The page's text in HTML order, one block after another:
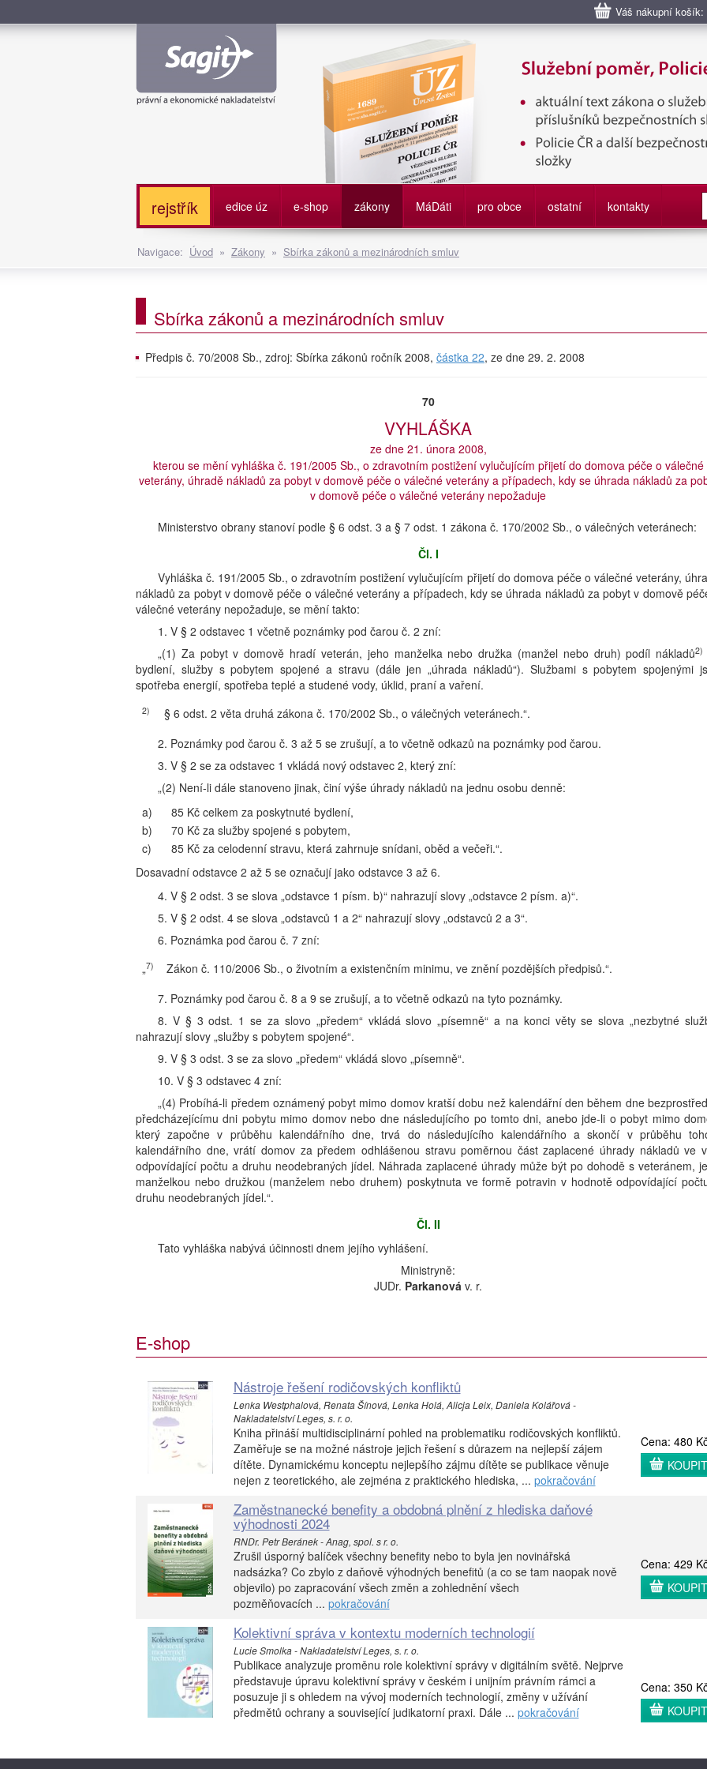
Váš nákupní
Služební poměr příslušníků bezpečnostních sborů, Policie ČR, Vězeňská
služby
rejstřík edice úz e-shop zákony MáDáti pro obce ostatní kontakty
Navigace: Úvod » Zákony » Sbírka zákonů a mezinárodních smluv
Sbírka zákonů a mezinárodních smluv
Předpis č. 70/2008 Sb., zdroj: Sbírka zákonů ročník 2008, částka 22, ze dne 29. 2. 2008
70
VYHLÁŠKA
ze dne 21. února 2008,
kterou se mění vyhláška č. 191/2005 Sb., o zdravotním postižení vylučujícím přijetí do domova péče o válečné
veterány, úhradě nákladů za pobyt v domově péče o válečné veterány a případech, kdy se úhrada nákladů za
v domově péče o válečné veterány nepožaduje
Ministerstvo obrany stanoví podle § 6 odst. 3 a § 7 odst. 1 zákona č. 170/2002 Sb., o válečných veteránech:
Čl. I
Vyhláška č. 191/2005 Sb., o zdravotním postižení vylučujícím přijetí do domova péče o válečné veterány,
nákladů za pobyt v domově péče o válečné veterány a případech, kdy se úhrada nákladů za pobyt v domově
válečné veterány nepožaduje, se mění takto:
1. V § 2 odstavec 1 včetně poznámky pod čarou č. 2 zní:
„(1) Za pobyt v domově hradí veterán, jeho manželka nebo družka (manžel nebo druh) podíl nákladů2)
bydlení, služby s pobytem spojené a stravu (dále jen „úhrada nákladů“). Službami s pobytem spojenými
spotřeba energií, spotřeba teplé a studené vody, úklid, praní a vaření.
2)
§ 6 odst. 2 věta druhá zákona č. 170/2002 Sb., o válečných veteránech.“.
2. Poznámky pod čarou č. 3 až 5 se zrušují, a to včetně odkazů na poznámky pod čarou.
3. V § 2 se za odstavec 1 vkládá nový odstavec 2, který zní:
„(2) Není-li dále stanoveno jinak, činí výše úhrady nákladů na jednu osobu denně:
a)
85 Kč celkem za poskytnuté bydlení,
b)
70 Kč za služby spojené s pobytem,
c)
85 Kč za celodenní stravu, která zahrnuje snídani, oběd a večeři.“.
Dosavadní odstavce 2 až 5 se označují jako odstavce 3 až 6.
4. V § 2 odst. 3 se slova „odstavce 1 písm. b)“ nahrazují slovy „odstavce 2 písm. a)“.
5. V § 2 odst. 4 se slova „odstavců 1 a 2“ nahrazují slovy „odstavců 2 a 3“.
6. Poznámka pod čarou č. 7 zní:
„7)
Zákon č. 110/2006 Sb., o životním a existenčním minimu, ve znění pozdějších předpisů.“.
7. Poznámky pod čarou č. 8 a 9 se zrušují, a to včetně odkazů na tyto poznámky.
8. V § 3 odst. 1 se za slovo „předem“ vkládá slovo „písemně“ a na konci věty se slova „nezbytné
nahrazují slovy „služby s pobytem spojené“.
9. V § 3 odst. 3 se za slovo „předem“ vkládá slovo „písemně“.
10. V § 3 odstavec 4 zní:
„(4) Probíhá-li předem oznámený pobyt mimo domov kratší dobu než kalendářní den během dne
předcházejícímu dni pobytu mimo domov nebo dne následujícího po tomto dni, anebo jde-li o pobyt mimo
který započne v průběhu kalendářního dne, trvá do následujícího kalendářního a skončí v průběhu
kalendářního dne, vrátí domov za předem odhlášenou stravu poměrnou část zaplacené úhrady nákladů ve
odpovídající počtu a druhu neodebraných jídel. Náhrada zaplacené úhrady může být po dohodě s veteránem,
manželkou nebo družkou (manželem nebo druhem) poskytnuta ve formě potravin v hodnotě odpovídající
druhu neodebraných jídel.“.
Čl. II
Tato vyhláška nabývá účinnosti dnem jejího vyhlášení.
Ministryně:
JUDr. Parkanová v. r.
E-shop
Nástroje řešení rodičovských konfliktů
Lenka Westphalová, Renata Šínová, Lenka Holá, Alicja Leix, Daniela Kolářová -
Nakladatelství Leges, s. r. o.
Kniha přináší multidisciplinární pohled na problematiku rodičovských konfliktů.
Zaměřuje se na možné nástroje jejich řešení s důrazem na nejlepší zájem
dítěte. Dynamickému konceptu nejlepšího zájmu dítěte se publikace věnuje
nejen z teoretického, ale zejména z praktického hlediska, ... pokračování
Cena: 480
KOUPIT
Zaměstnanecké benefity a obdobná plnění z hlediska daňové
výhodnosti 2024
RNDr. Petr Beránek - Anag, spol. s r. o.
Zrušil úsporný balíček všechny benefity nebo to byla jen novinářská
nadsázka? Co zbylo z daňově výhodných benefitů (a co se tam naopak nově
objevilo) po zapracování všech změn a zohlednění všech
pozměňovacích ... pokračování
Cena: 429
KOUPIT
Kolektivní správa v kontextu moderních technologií
Lucie Smolka - Nakladatelství Leges, s. r. o.
Publikace analyzuje proměnu role kolektivní správy v digitálním světě. Nejprve
představuje úpravu kolektivní správy v českém i unijním právním rámci a
posuzuje ji s ohledem na vývoj moderních technologií, změny v užívání
předmětů ochrany a související judikatorní praxi. Dále ... pokračování
Cena: 350
KOUPIT